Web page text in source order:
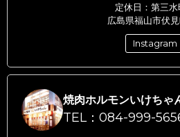
定休日：第三水
広島県福山市伏見
Instagram
焼肉ホルモンいけちゃ
TEL：084-999-